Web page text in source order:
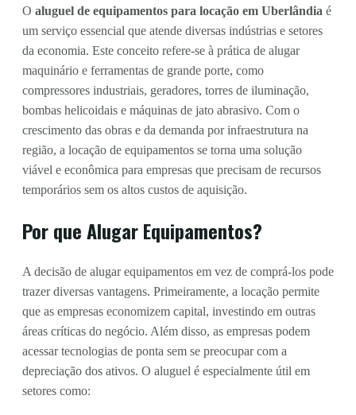
O aluguel de equipamentos para locação em Uberlândia é
um serviço essencial que atende diversas indústrias e setores
da economia. Este conceito refere-se à prática de alugar
maquinário e ferramentas de grande porte, como
compressores industriais, geradores, torres de iluminação,
bombas helicoidais e máquinas de jato abrasivo. Com o
crescimento das obras e da demanda por infraestrutura na
região, a locação de equipamentos se torna uma solução
viável e econômica para empresas que precisam de recursos
temporários sem os altos custos de aquisição.
Por que Alugar Equipamentos?
A decisão de alugar equipamentos em vez de comprá-los pode
trazer diversas vantagens. Primeiramente, a locação permite
que as empresas economizem capital, investindo em outras
áreas críticas do negócio. Além disso, as empresas podem
acessar tecnologias de ponta sem se preocupar com a
depreciação dos ativos. O aluguel é especialmente útil em
setores como: